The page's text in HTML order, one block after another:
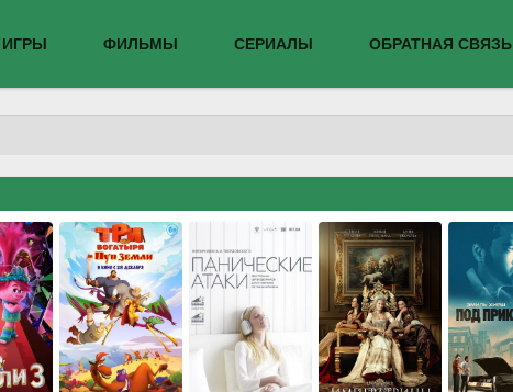
ИГРЫ ФИЛЬМЫ СЕРИАЛЫ ОБРАТНАЯ СВЯЗЬ